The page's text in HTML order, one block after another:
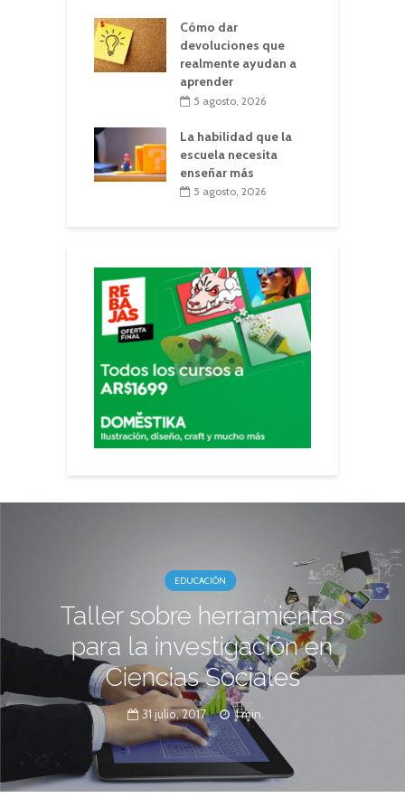
Cómo dar
devoluciones que
realmente ayudan a
aprender
5 agosto, 2026
La habilidad que la
escuela necesita
enseñar más
5 agosto, 2026
EDUCACIÓN
Taller sobre herramientas
para la investigación en
Ciencias Sociales
31 julio, 2017 1 min.